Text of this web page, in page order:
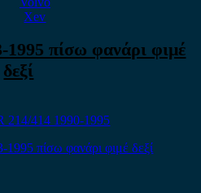
Xev
πίσω φανάρι φιμέ
δεξί
214/414 1990-1995